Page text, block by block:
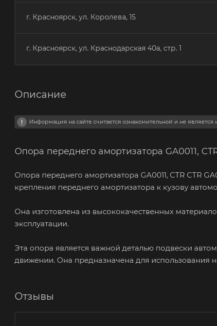
г. Красноярск, ул. Королева, 15
г. Красноярск, ул. Краснодарская 40а, стр. 1
Описание
Информация на сайте считается ознакомительной и не
Опора переднего амортизатора GA0011,
Опора переднего амортизатора GA0011, CTR CTR
крепления переднего амортизатора к кузову
Она изготовлена из высококачественных
эксплуатации.
Эта опора является важной деталью подвески
движении. Она предназначена для использования
Отзывы